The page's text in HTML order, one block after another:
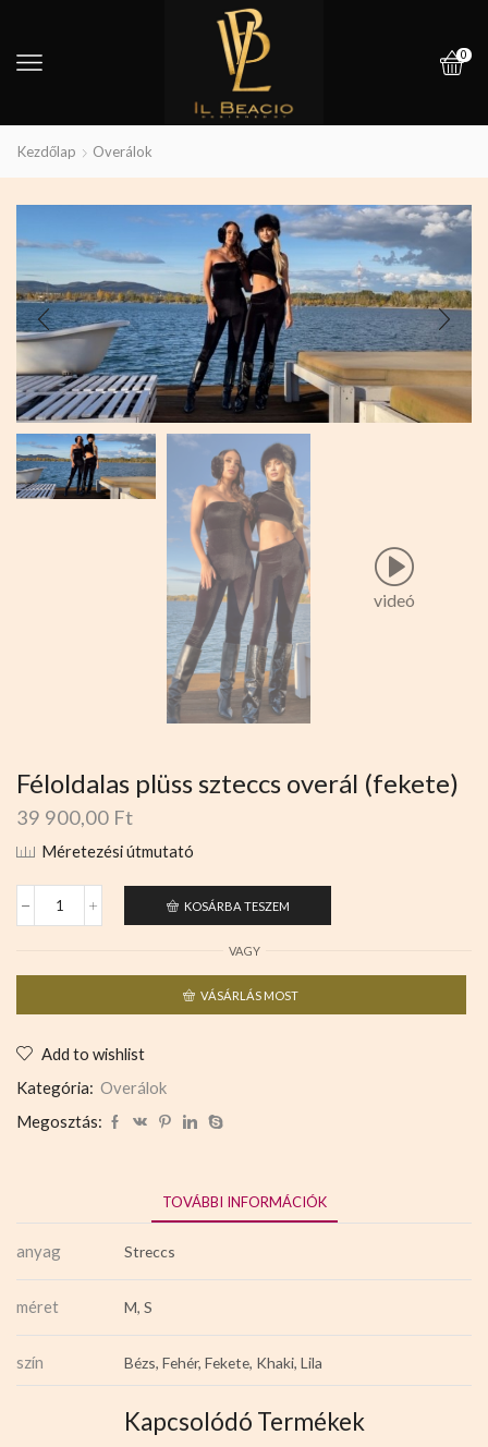
0
Kezdőlap Overálok
videó
Féloldalas plüss szteccs overál (fekete)
39 900,00 Ft
Méretezési útmutató
KOSÁRBA TESZEM
VAGY
VÁSÁRLÁS MOST
Add to wishlist
Kategória: Overálok
Megosztás:
TOVÁBBI INFORMÁCIÓK
anyag Streccs
méret M, S
szín Bézs, Fehér, Fekete, Khaki, Lila
Kapcsolódó Termékek